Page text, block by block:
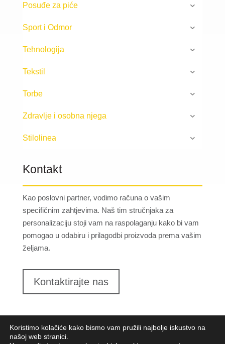
Posuđe za piće
Sport i Odmor
Tehnologija
Tekstil
Torbe
Zdravlje i osobna njega
Stilolinea
Kontakt
Kao poslovni partner, vodimo računa o vašim
specifičnim zahtjevima. Naš tim stručnjaka za
personalizaciju stoji vam na raspolaganju kako bi vam
pomogao u odabiru i prilagodbi proizvoda prema vašim
željama.
Kontaktirajte nas
Koristimo kolačiće kako bismo vam pružili najbolje iskustvo na
našoj web stranici.